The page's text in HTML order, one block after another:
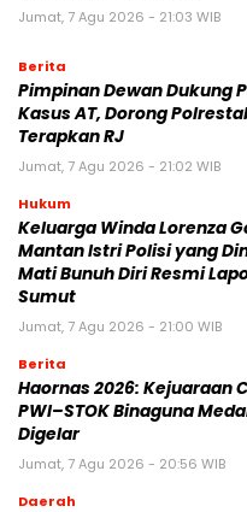
Jumat, 7 Agu 2026 - 21:03 WIB
Berita
Pimpinan Dewan Dukung
Kasus AT, Dorong
Terapkan RJ
Jumat, 7 Agu 2026 - 21:02 WIB
Hukum
Keluarga Winda Lorenza
Mantan Istri Polisi yang
Mati Bunuh Diri Resmi
Sumut
Jumat, 7 Agu 2026 - 21:00 WIB
Berita
Haornas 2026: Kejuaraan
PWI–STOK Binaguna
Digelar
Jumat, 7 Agu 2026 - 20:56 WIB
Daerah